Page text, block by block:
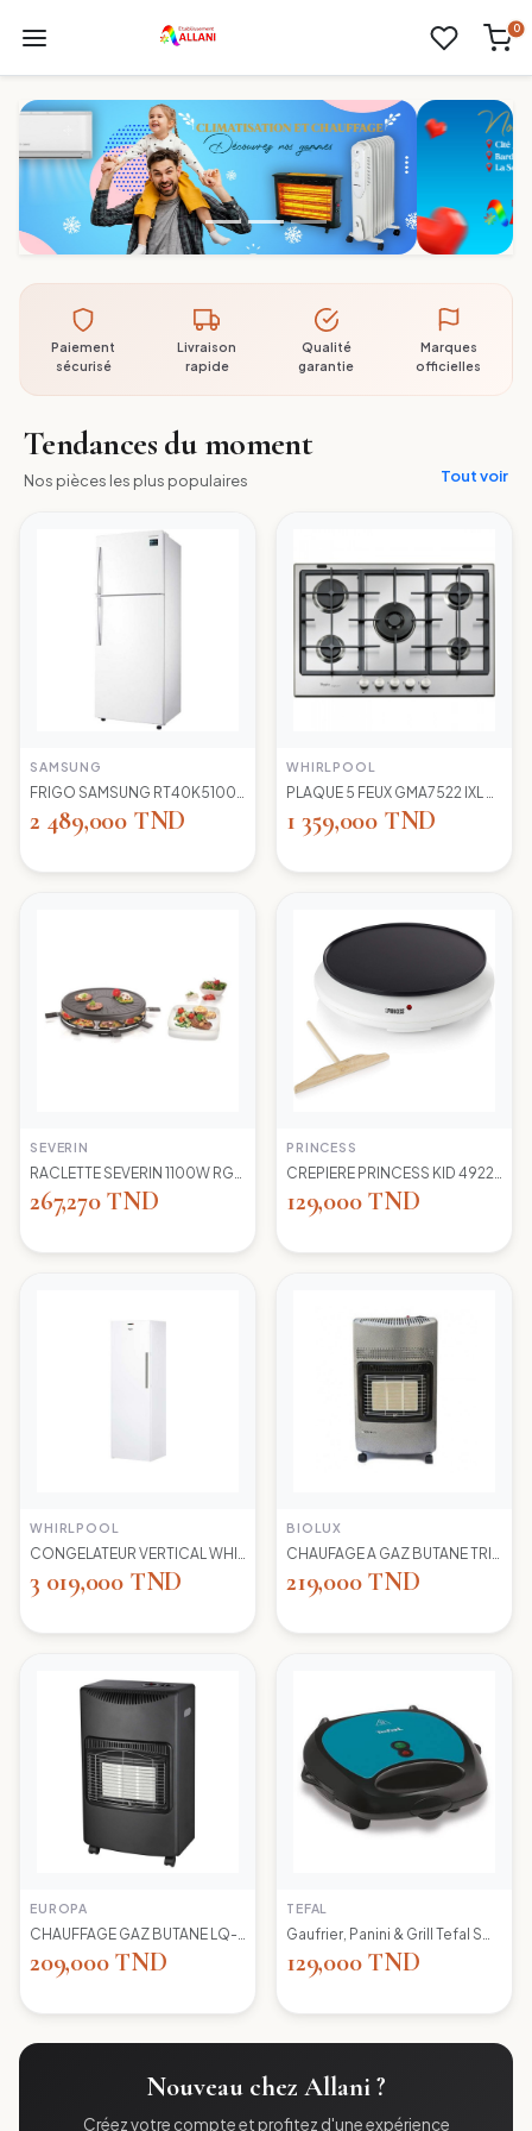
0
Paiement
sécurisé
Livraison
rapide
Qualité
garantie
Marques
officielles
Tendances du moment
Nos pièces les plus populaires Tout voir
SAMSUNG
2 489,000 TND
WHIRLPOOL
1 359,000 TND
SEVERIN
267,270 TND
PRINCESS
129,000 TND
WHIRLPOOL
3 019,000 TND
BIOLUX
219,000 TND
EUROPA
209,000 TND
TEFAL
129,000 TND
Nouveau chez Allani ?
Créez votre compte et profitez d'une expérience